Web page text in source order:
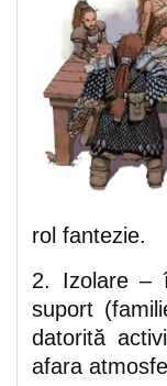
rol fantezie.
2. Izolare –
suport
datorită
afara